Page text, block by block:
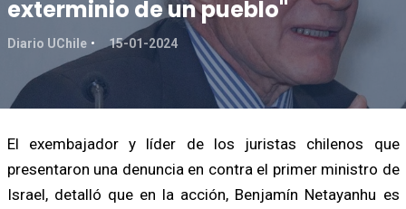
exterminio de un pueblo"
Diario UChile 15-01-2024
El exembajador y líder de los juristas chilenos que
presentaron una denuncia en contra el primer ministro de
Israel, detalló que en la acción, Benjamín Netayanhu es